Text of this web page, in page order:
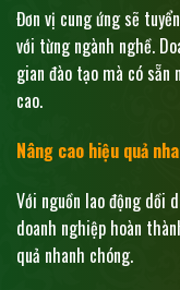
Đơn vị cung ứng sẽ
với từng ngành nghề.
gian đào tạo mà có sẵn
cao.
Nâng cao hiệu quả
Với nguồn lao động dồi
doanh nghiệp hoàn
quả nhanh chóng.